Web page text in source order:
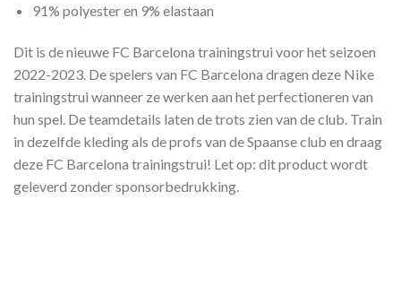
91% polyester en 9% elastaan
Dit is de nieuwe FC Barcelona trainingstrui voor het seizoen
2022-2023. De spelers van FC Barcelona dragen deze Nike
trainingstrui wanneer ze werken aan het perfectioneren van
hun spel. De teamdetails laten de trots zien van de club. Train
in dezelfde kleding als de profs van de Spaanse club en draag
deze FC Barcelona trainingstrui! Let op: dit product wordt
geleverd zonder sponsorbedrukking.